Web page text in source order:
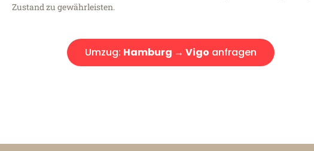
Zustand zu gewährleisten.
Umzug: Hamburg → Vigo anfragen